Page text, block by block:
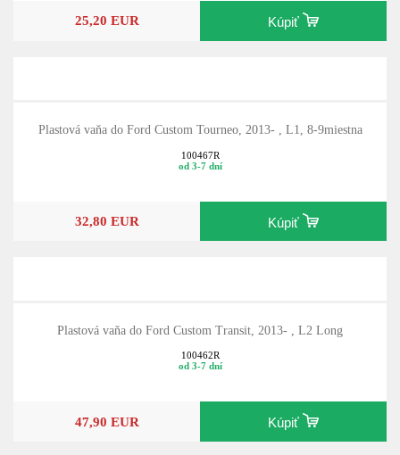
25,20 EUR Kúpiť
Plastová vaňa do Ford Custom Tourneo, 2013- , L1, 8-9miestna
100467R
od 3-7 dní
32,80 EUR Kúpiť
Plastová vaňa do Ford Custom Transit, 2013- , L2 Long
100462R
od 3-7 dní
47,90 EUR Kúpiť